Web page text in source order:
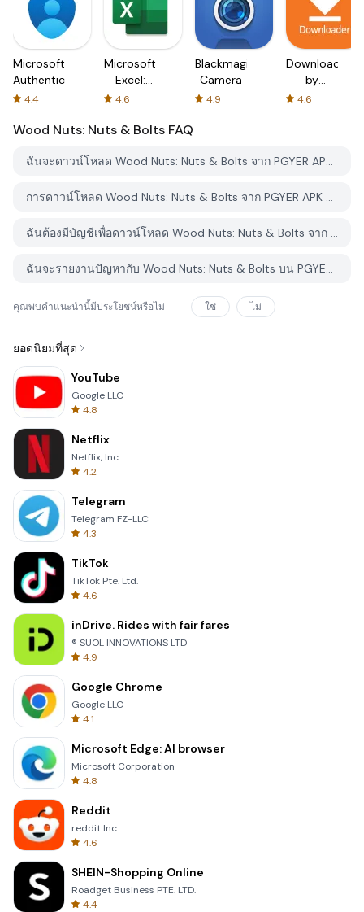
Microsoft
Authenticator
4.4
Microsoft
Excel:
Spreadsheets
4.6
Blackmagic
Camera
4.9
Downloader
by
AFTVnews
4.6
Wood Nuts: Nuts & Bolts FAQ
ฉันจะดาวน์โหลด Wood Nuts: Nuts & Bolts จาก PGYER APK HUB อย่างไร?
การดาวน์โหลด Wood Nuts: Nuts & Bolts จาก PGYER APK HUB ฟรีหรือไม่?
ฉันต้องมีบัญชีเพื่อดาวน์โหลด Wood Nuts: Nuts & Bolts จาก PGYER APK HUB หรือไม่?
ฉันจะรายงานปัญหากับ Wood Nuts: Nuts & Bolts บน PGYER APK HUB ได้อย่างไร?
คุณพบคำแนะนำนี้มีประโยชน์หรือไม่ ใช่ ไม่
ยอดนิยมที่สุด
YouTube
Google LLC
4.8
Netflix
Netflix, Inc.
4.2
Telegram
Telegram FZ-LLC
4.3
TikTok
TikTok Pte. Ltd.
4.6
inDrive. Rides with fair fares
® SUOL INNOVATIONS LTD
4.9
Google Chrome
Google LLC
4.1
Microsoft Edge: AI browser
Microsoft Corporation
4.8
Reddit
reddit Inc.
4.6
SHEIN-Shopping Online
Roadget Business PTE. LTD.
4.4